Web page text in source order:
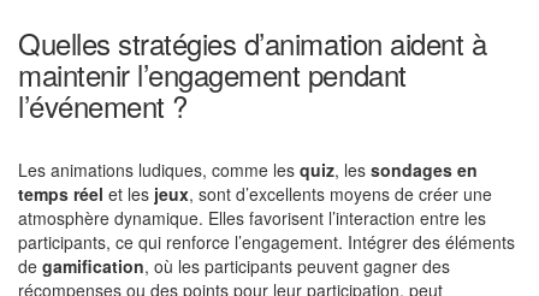
Quelles stratégies d’animation aident à
maintenir l’engagement pendant
l’événement ?
Les animations ludiques, comme les quiz, les sondages en
temps réel et les jeux, sont d’excellents moyens de créer une
atmosphère dynamique. Elles favorisent l’interaction entre les
participants, ce qui renforce l’engagement. Intégrer des éléments
de gamification, où les participants peuvent gagner des
récompenses ou des points pour leur participation, peut